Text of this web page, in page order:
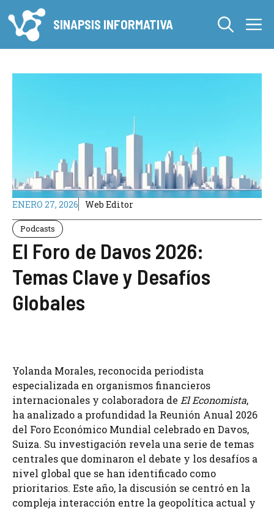
al
contenido
SINAPSIS INFORMATIVA
ENERO 27, 2026 Web Editor
Podcasts
El Foro de Davos 2026:
Temas Clave y Desafíos
Globales
Yolanda Morales, reconocida periodista
especializada en organismos financieros
internacionales y colaboradora de El Economista,
ha analizado a profundidad la Reunión Anual 2026
del Foro Económico Mundial celebrado en Davos,
Suiza. Su investigación revela una serie de temas
centrales que dominaron el debate y los desafíos a
nivel global que se han identificado como
prioritarios. Este año, la discusión se centró en la
compleja interacción entre la geopolítica actual y